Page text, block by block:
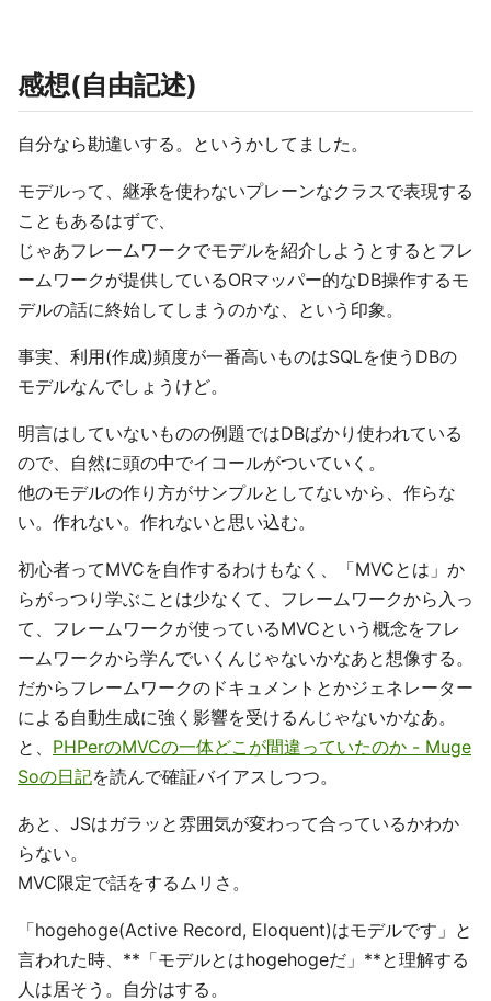
感想(自由記述)
自分なら勘違いする。というかしてました。
モデルって、継承を使わないプレーンなクラスで表現する
こともあるはずで、
じゃあフレームワークでモデルを紹介しようとするとフレ
ームワークが提供しているORマッパー的なDB操作するモ
デルの話に終始してしまうのかな、という印象。
事実、利用(作成)頻度が一番高いものはSQLを使うDBの
モデルなんでしょうけど。
明言はしていないものの例題ではDBばかり使われている
ので、自然に頭の中でイコールがついていく。
他のモデルの作り方がサンプルとしてないから、作らな
い。作れない。作れないと思い込む。
初心者ってMVCを自作するわけもなく、「MVCとは」か
らがっつり学ぶことは少なくて、フレームワークから入っ
て、フレームワークが使っているMVCという概念をフレ
ームワークから学んでいくんじゃないかなあと想像する。
だからフレームワークのドキュメントとかジェネレーター
による自動生成に強く影響を受けるんじゃないかなあ。
と、 PHPerのMVCの一体どこが間違っていたのか - Muge
Soの日記を読んで確証バイアスしつつ。
あと、JSはガラッと雰囲気が変わって合っているかわか
らない。
MVC限定で話をするムリさ。
「hogehoge(Active Record, Eloquent)はモデルです」と
言われた時、**「モデルとはhogehogeだ」**と理解する
人は居そう。自分はする。